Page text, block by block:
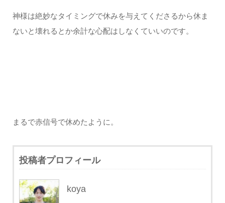
神様は絶妙なタイミングで休みを与えてくださるから休ま
ないと壊れるとか余計な心配はしなくていいのです。
まるで赤信号で休めたように。
投稿者プロフィール
koya